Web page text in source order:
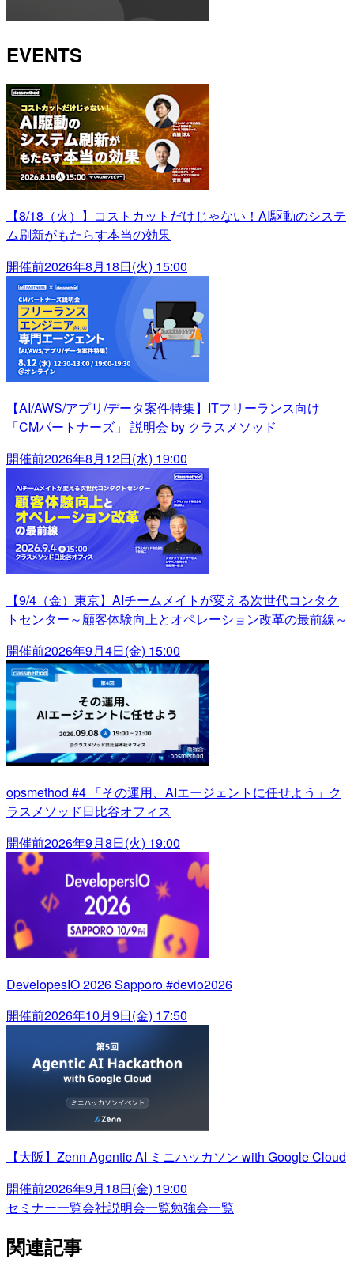
EVENTS
【8/18（火）】コストカットだけじゃない！AI駆動のシステ
ム刷新がもたらす本当の効果
開催前2026年8月18日(火) 15:00
【AI/AWS/アプリ/データ案件特集】ITフリーランス向け
「CMパートナーズ」 説明会 by クラスメソッド
開催前2026年8月12日(水) 19:00
【9/4（金）東京】AIチームメイトが変える次世代コンタク
トセンター～顧客体験向上とオペレーション改革の最前線～
開催前2026年9月4日(金) 15:00
opsmethod #4 「その運用、AIエージェントに任せよう」ク
ラスメソッド日比谷オフィス
開催前2026年9月8日(火) 19:00
DevelopesIO 2026 Sapporo #devio2026
開催前2026年10月9日(金) 17:50
【大阪】Zenn Agentic AI ミニハッカソン with Google Cloud
開催前2026年9月18日(金) 19:00
セミナー一覧会社説明会一覧勉強会一覧
関連記事